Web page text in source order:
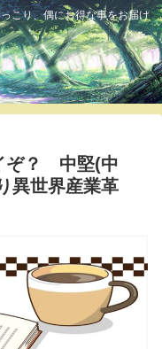
こり、偶にお得な事をお届け
ぞ？ 中堅(中
異世界産業革